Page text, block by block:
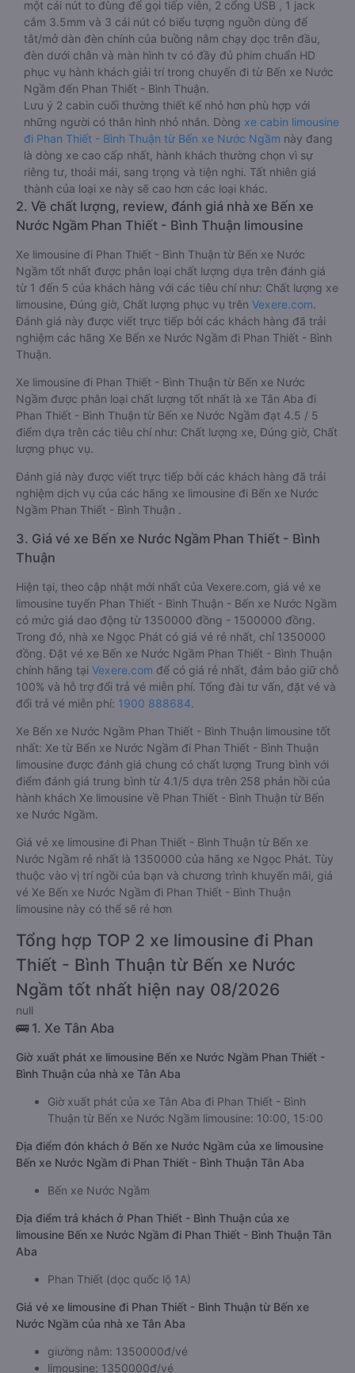
massage sẽ giúp bạn thư giãn trong những giờ nằm xe Bến
xe Nước Ngầm đến Phan Thiết - Bình Thuận dài. Bảng điều
khiển chính nằm ngay cạnh đầu để tiện tay tuỳ chỉnh gồm:
một cái nút to đùng để gọi tiếp viên, 2 cổng USB , 1 jack
cắm 3.5mm và 3 cái nút có biểu tượng nguồn dùng để
tắt/mở dàn đèn chính của buồng nằm chạy dọc trên đầu,
đèn dưới chân và màn hình tv có đầy đủ phim chuẩn HD
phục vụ hành khách giải trí trong chuyến đi từ Bến xe Nước
Ngầm đến Phan Thiết - Bình Thuận.
Lưu ý 2 cabin cuối thường thiết kế nhỏ hơn phù hợp với
những người có thân hình nhỏ nhắn. Dòngxe cabin limousine
đi Phan Thiết - Bình Thuận từ Bến xe Nước Ngầm
là dòng xe cao cấp nhất, hành khách thường chọn vì sự
riêng tư, thoải mái, sang trọng và tiện nghi. Tất nhiên giá
2. Về chất lượng, review, đánh giá nhà xe Bến xe
Nước Ngầm Phan Thiết - Bình Thuận limousine
Xe limousine đi Phan Thiết - Bình Thuận từ Bến xe Nước
Ngầm tốt nhất được phân loại chất lượng dựa trên đánh giá
từ 1 đến 5 của khách hàng với các tiêu chí như: Chất lượng xe
limousine, Đúng giờ, Chất lượng phục vụ trên
Đánh giá này được viết trực tiếp bởi các khách hàng đã trải
nghiệm các hãng Xe Bến xe Nước Ngầm đi Phan Thiết - Bình
Thuận.
Xe limousine đi Phan Thiết - Bình Thuận từ Bến xe Nước
Ngầm được phân loại chất lượng tốt nhất là xe Tân Aba đi
Phan Thiết - Bình Thuận từ Bến xe Nước Ngầm đạt 4.5 / 5
điểm dựa trên các tiêu chí như: Chất lượng xe, Đúng giờ, Chất
lượng phục vụ.
Đánh giá này được viết trực tiếp bởi các khách hàng đã trải
nghiệm dịch vụ của các hãng xe limousine đi Bến xe Nước
Ngầm Phan Thiết - Bình Thuận .
3. Giá vé xe Bến xe Nước Ngầm Phan Thiết - Bình
Thuận
Hiện tại, theo cập nhật mới nhất của Vexere.com, giá vé xe
limousine tuyến Phan Thiết - Bình Thuận - Bến xe Nước Ngầm
có mức giá dao động từ 1350000 đồng - 1500000 đồng.
Trong đó, nhà xe Ngọc Phát có giá vé rẻ nhất, chỉ 1350000
đồng. Đặt vé xe Bến xe Nước Ngầm Phan Thiết - Bình Thuận
chính hãng tạiVexere.comđể có giá rẻ nhất, đảm bảo giữ chỗ
100% và hỗ trợ đổi trả vé miễn phí. Tổng đài tư vấn, đặt vé và
đổi trả vé miễn phí:1900 888684.
Xe Bến xe Nước Ngầm Phan Thiết - Bình Thuận limousine tốt
nhất: Xe từ Bến xe Nước Ngầm đi Phan Thiết - Bình Thuận
limousine được đánh giá chung có chất lượng Trung bình với
điểm đánh giá trung bình từ 4.1/5 dựa trên 258 phản hồi của
hành khách Xe limousine về Phan Thiết - Bình Thuận từ Bến
xe Nước Ngầm.
Giá vé xe limousine đi Phan Thiết - Bình Thuận từ Bến xe
Nước Ngầm rẻ nhất là 1350000 của hãng xe Ngọc Phát. Tùy
thuộc vào vị trí ngồi của bạn và chương trình khuyến mãi, giá
vé Xe Bến xe Nước Ngầm đi Phan Thiết - Bình Thuận
limousine này có thể sẽ rẻ hơn
Tổng hợp TOP 2 xe limousine đi Phan
Thiết - Bình Thuận từ Bến xe Nước
Ngầm tốt nhất hiện nay 08/2026
null
🚌 1. Xe Tân Aba
Giờ xuất phát xe limousine Bến xe Nước Ngầm Phan Thiết -
Giờ xuất phát của xe Tân Aba đi Phan Thiết - Bình
Bến xe Nước Ngầm đi Phan Thiết - Bình Thuận Tân Aba
Địa điểm trả khách ở Phan Thiết - Bình Thuận của xe
Aba
Giá vé xe limousine đi Phan Thiết - Bình Thuận từ Bến xe